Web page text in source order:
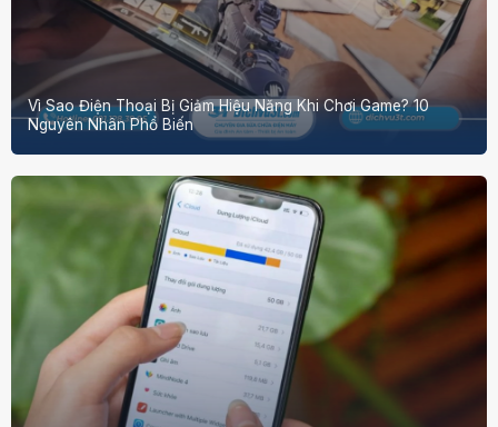
Vì Sao Điện Thoại Bị Giảm Hiệu Năng Khi Chơi Game? 10
Nguyên Nhân Phổ Biến